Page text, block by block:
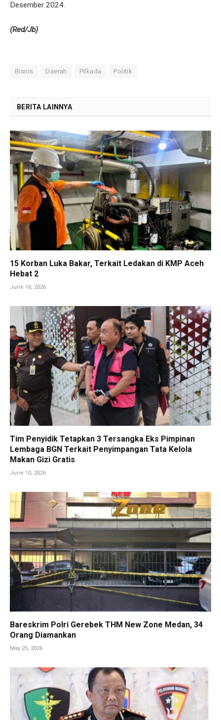
Desember 2024.
(Red/Jb)
Bisnis Daerah Pilkada Politik
BERITA LAINNYA
15 Korban Luka Bakar, Terkait Ledakan di KMP Aceh
Hebat 2
June 16, 2026
Tim Penyidik Tetapkan 3 Tersangka Eks Pimpinan
Lembaga BGN Terkait Penyimpangan Tata Kelola
Makan Gizi Gratis
June 10, 2026
Bareskrim Polri Gerebek THM New Zone Medan, 34
Orang Diamankan
May 25, 2026